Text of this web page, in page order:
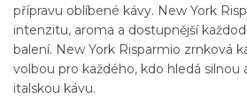
přípravu oblíbené kávy. New York
intenzitu, aroma a dostupnější
balení. New York Risparmio zrnková
volbou pro každého, kdo hledá silnou
italskou kávu.